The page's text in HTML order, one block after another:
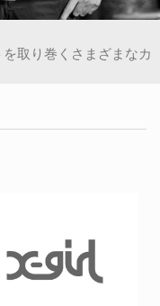
取り巻くさまざまなカ